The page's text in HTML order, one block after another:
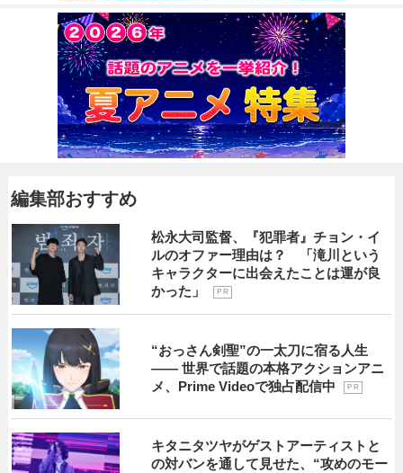
編集部おすすめ
松永大司監督、『犯罪者』チョン・イ
ルのオファー理由は？ 「滝川という
キャラクターに出会えたことは運が良
かった」
P R
“おっさん剣聖”の一太刀に宿る人生
―― 世界で話題の本格アクションアニ
メ、Prime Videoで独占配信中
P R
キタニタツヤがゲストアーティストと
の対バンを通して見せた、“攻めのモー